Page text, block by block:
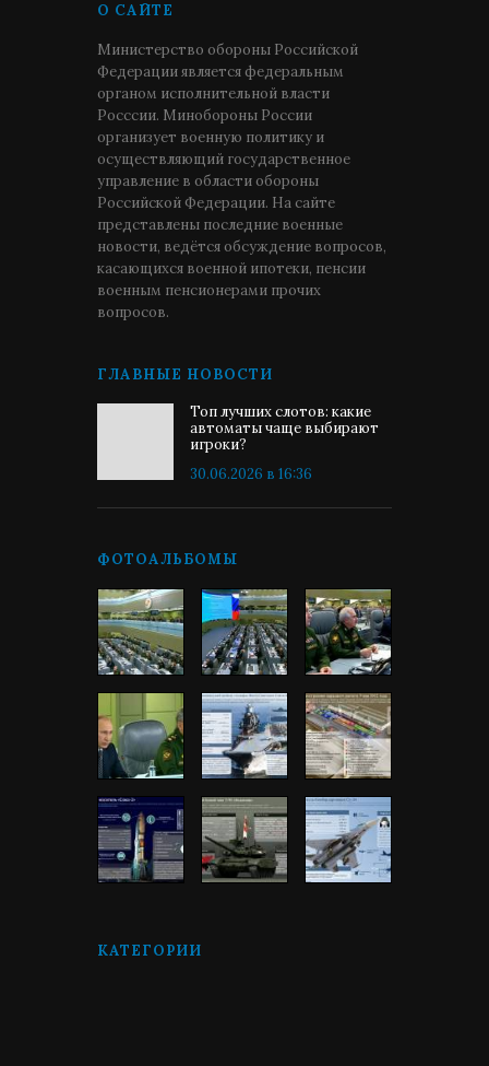
О САЙТЕ
Министерство обороны Российской
Федерации является федеральным
органом исполнительной власти
Росссии. Минобороны России
организует военную политику и
осуществляющий государственное
управление в области обороны
Российской Федерации. На сайте
представлены последние военные
новости, ведётся обсуждение вопросов,
касающихся военной ипотеки, пенсии
военным пенсионерами прочих
вопросов.
ГЛАВНЫЕ НОВОСТИ
Топ лучших слотов: какие
автоматы чаще выбирают
игроки?
30.06.2026 в 16:36
ФОТОАЛЬБОМЫ
КАТЕГОРИИ